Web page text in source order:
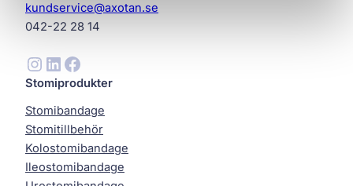
kundservice@axotan.se
042-22 28 14
Instagram LinkedIn Facebook
Stomiprodukter
Stomibandage
Stomitillbehör
Kolostomibandage
Ileostomibandage